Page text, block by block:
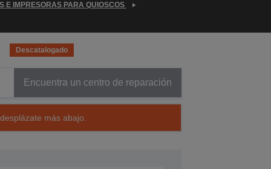
E IMPRESORAS PARA QUIOSCOS
Descatalogado
Encuentra un centro de reparación
más abajo.